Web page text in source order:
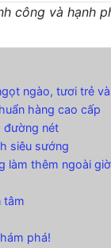
công và hạnh
ngào, tươi trẻ
hàng cao cấp
đường nét
siêu sướng
làm thêm ngoài
tâm
phá!